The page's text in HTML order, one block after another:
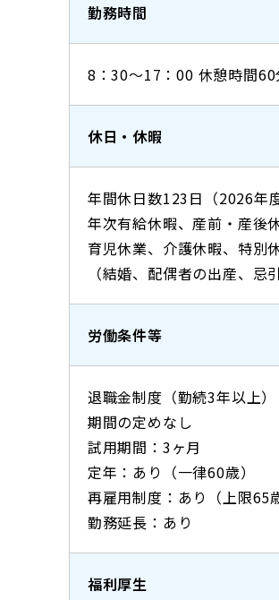
勤務時間
8：30〜17：00 休憩時間60
休日・休暇
年間休日数123日（2026年度
年次有給休暇、産前・産後休
育児休業、介護休暇、特別
（結婚、配偶者の出産、忌引
労働条件等
退職金制度（勤続3年以上）
期間の定めなし
試用期間：3ヶ月
定年：あり（一律60歳）
再雇用制度：あり（上限65
勤務延長：あり
福利厚生